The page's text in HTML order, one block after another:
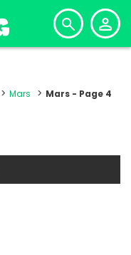
Mars Mars - Page 4